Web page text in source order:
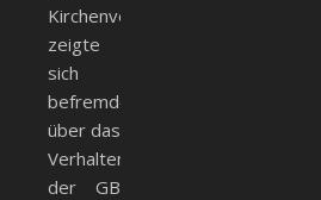
Kirchenverwaltung
zeigte
sich
befremdet
über das
Verhalten
der GB